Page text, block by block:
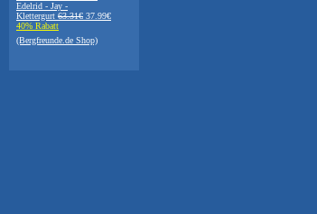
Edelrid - Jay -
Klettergurt 63.31€ 37.99€
40% Rabatt
(Bergfreunde.de Shop)